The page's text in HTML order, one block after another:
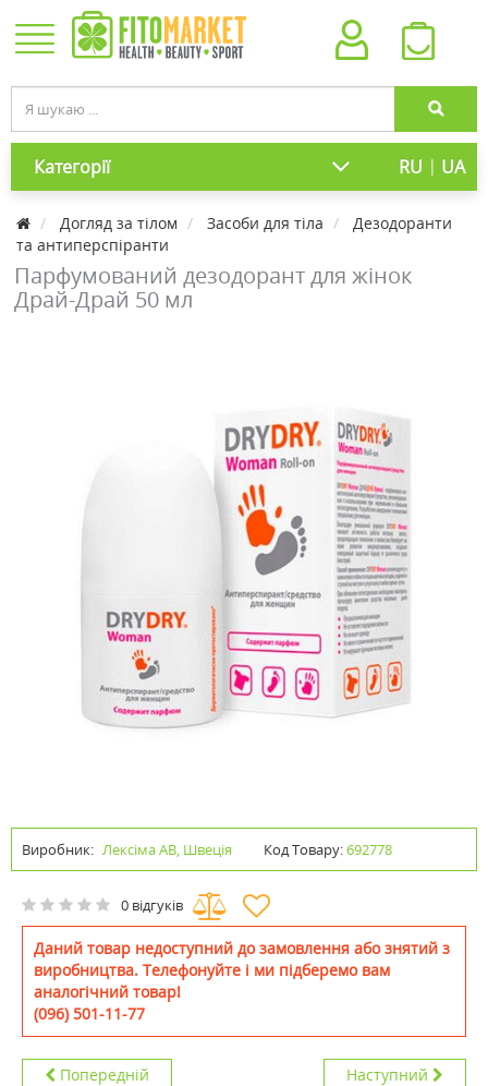
Категорії RU | UA
Догляд за тілом Засоби для тіла
Дезодоранти
та антиперспіранти
Парфумований дезодорант для жінок
Драй-Драй 50 мл
Виробник: Лексіма АВ, Швеція Код Товару:692778
0 відгуків
Даний товар недоступний до замовлення або знятий з
виробництва. Телефонуйте і ми підберемо вам
аналогічний товар!
(096) 501-11-77
Попередній Наступний